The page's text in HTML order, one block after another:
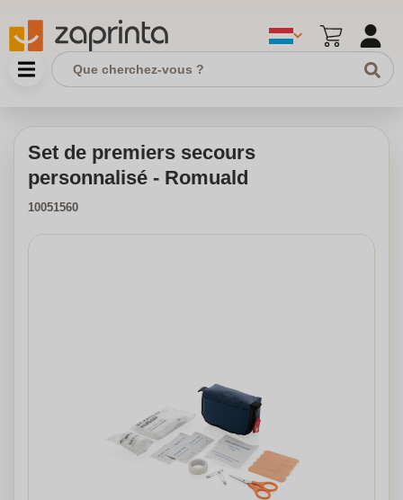
Set de premiers secours
personnalisé - Romuald
10051560